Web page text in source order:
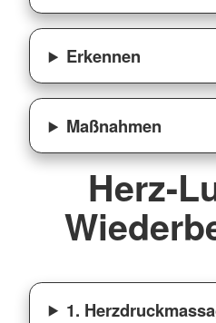
Erkennen
Maßnahmen
Herz-
1.